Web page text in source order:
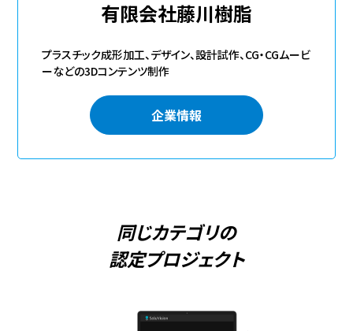
有限会社藤川樹脂
プラスチック成形加工、デザイン、設計試作、CG・CGムービ
ーなどの3Dコンテンツ制作
企業情報
同じカテゴリの
認定プロジェクト